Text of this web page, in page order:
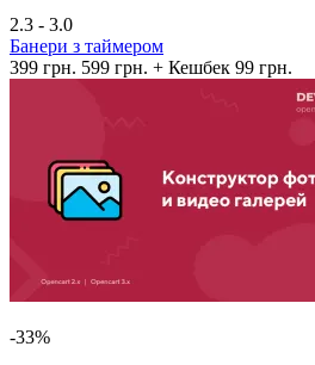
2.3 - 3.0
Банери з таймером
399 грн. 599 грн. + Кешбек 99 грн.
-33%